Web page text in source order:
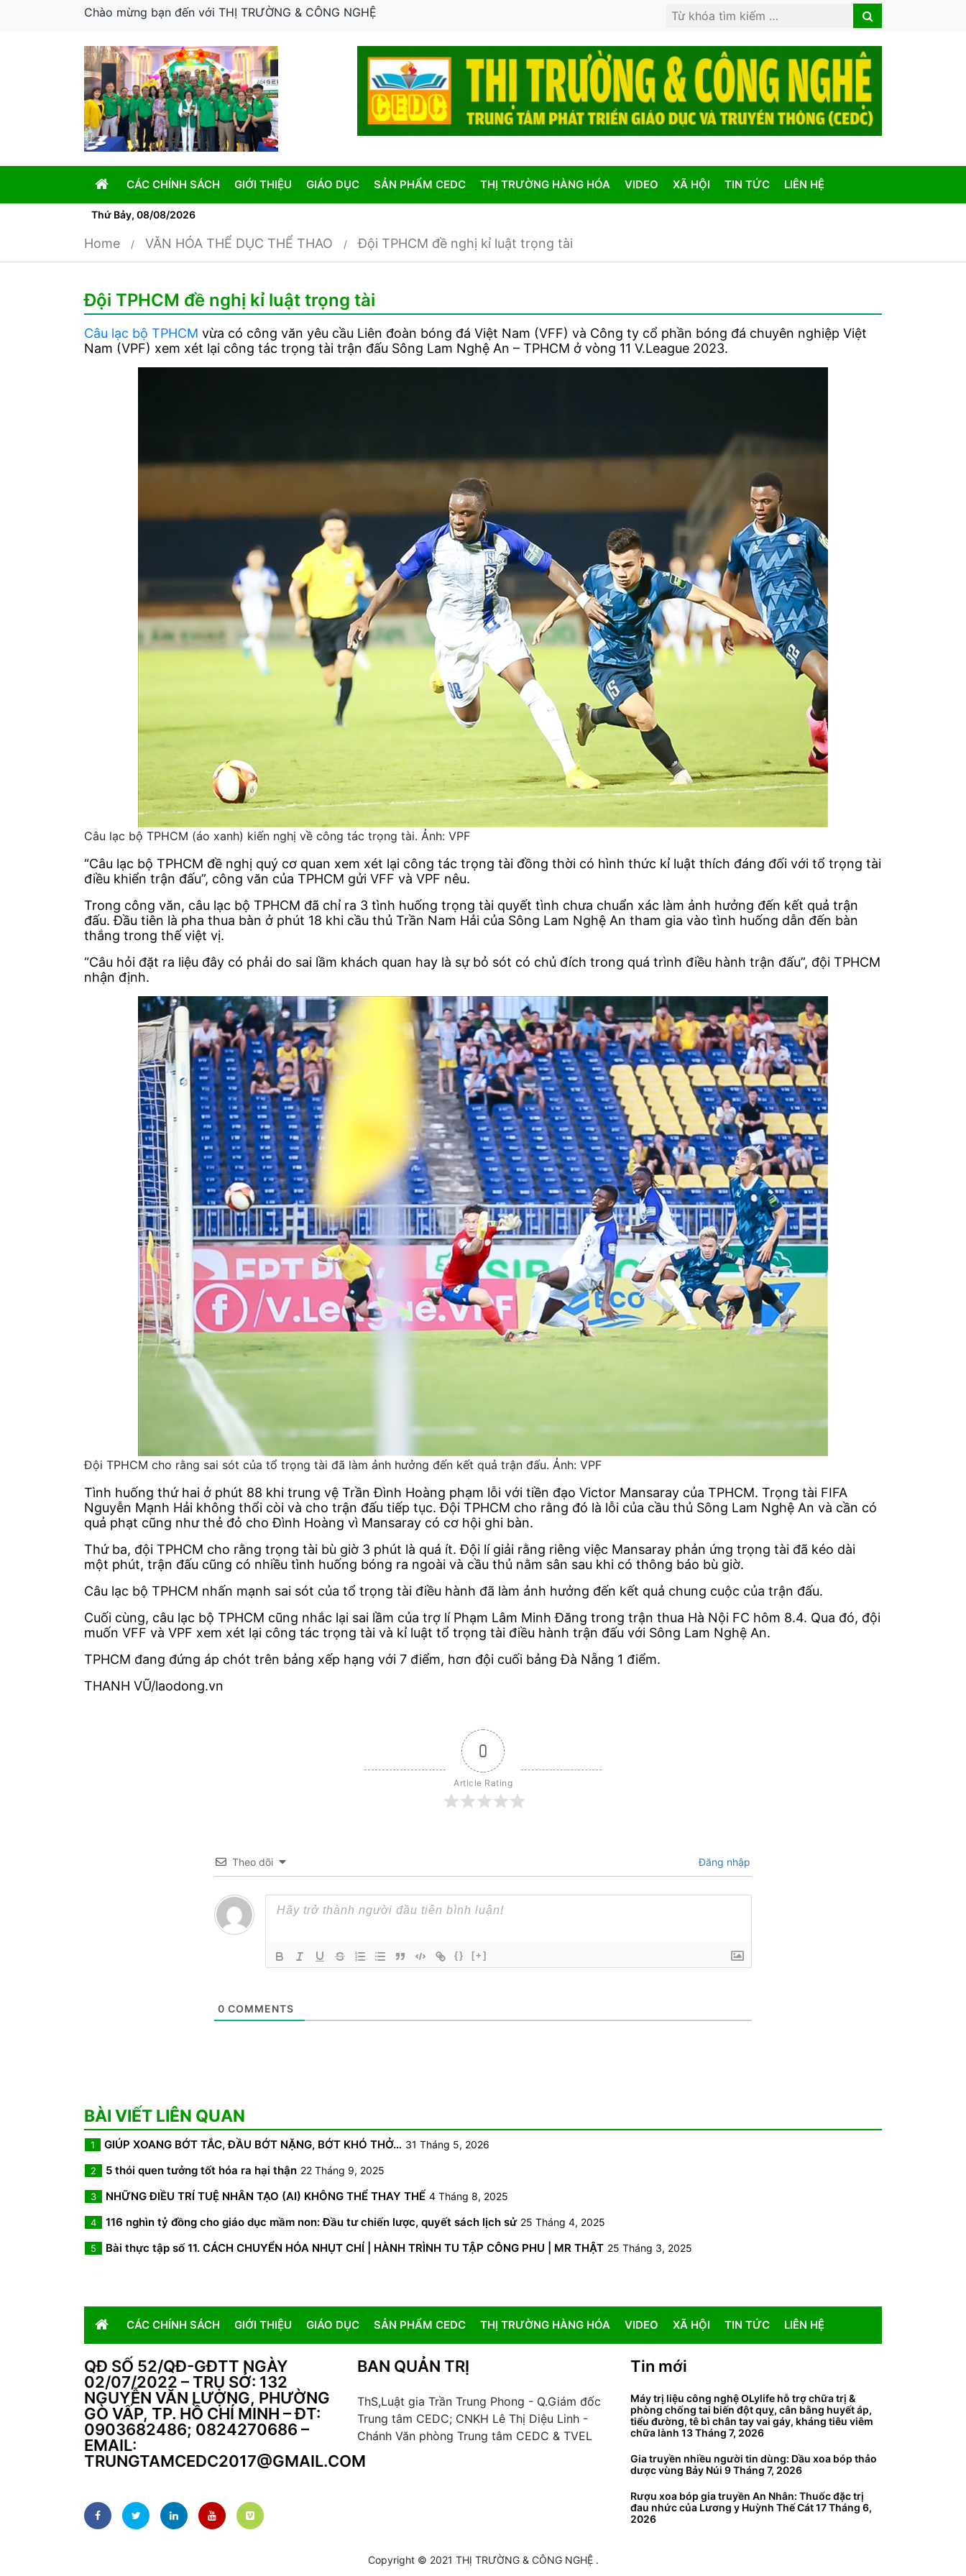
Chào mừng bạn đến với THỊ TRƯỜNG & CÔNG NGHỆ
Search
Search
CÁC CHÍNH SÁCH GIỚI THIỆU GIÁO DỤC SẢN PHẨM CEDC THỊ TRƯỜNG HÀNG HÓA VIDEO XÃ HỘI TIN TỨC LIÊN HỆ
Thứ Bảy, 08/08/2026
Home VĂN HÓA THỂ DỤC THỂ THAO Đội TPHCM đề nghị kỉ luật trọng tài
Đội TPHCM đề nghị kỉ luật trọng tài
Câu lạc bộ TPHCM vừa có công văn yêu cầu Liên đoàn bóng đá Việt Nam (VFF) và Công ty cổ phần bóng đá chuyên nghiệp Việt
Nam (VPF) xem xét lại công tác trọng tài trận đấu Sông Lam Nghệ An – TPHCM ở vòng 11 V.League 2023.
Câu lạc bộ TPHCM (áo xanh) kiến nghị về công tác trọng tài. Ảnh: VPF
“Câu lạc bộ TPHCM đề nghị quý cơ quan xem xét lại công tác trọng tài đồng thời có hình thức kỉ luật thích đáng đối với tổ trọng tài
điều khiển trận đấu”, công văn của TPHCM gửi VFF và VPF nêu.
Trong công văn, câu lạc bộ TPHCM đã chỉ ra 3 tình huống trọng tài quyết tình chưa chuẩn xác làm ảnh hưởng đến kết quả trận
đấu. Đầu tiên là pha thua bàn ở phút 18 khi cầu thủ Trần Nam Hải của Sông Lam Nghệ An tham gia vào tình huống dẫn đến bàn
thắng trong thế việt vị.
“Câu hỏi đặt ra liệu đây có phải do sai lầm khách quan hay là sự bỏ sót có chủ đích trong quá trình điều hành trận đấu”, đội TPHCM
nhận định.
Đội TPHCM cho rằng sai sót của tổ trọng tài đã làm ảnh hưởng đến kết quả trận đấu. Ảnh: VPF
Tình huống thứ hai ở phút 88 khi trung vệ Trần Đình Hoàng phạm lỗi với tiền đạo Victor Mansaray của TPHCM. Trọng tài FIFA
Nguyễn Mạnh Hải không thổi còi và cho trận đấu tiếp tục. Đội TPHCM cho rằng đó là lỗi của cầu thủ Sông Lam Nghệ An và cần có
quả phạt cũng như thẻ đỏ cho Đình Hoàng vì Mansaray có cơ hội ghi bàn.
Thứ ba, đội TPHCM cho rằng trọng tài bù giờ 3 phút là quá ít. Đội lí giải rằng riêng việc Mansaray phản ứng trọng tài đã kéo dài
một phút, trận đấu cũng có nhiều tình huống bóng ra ngoài và cầu thủ nằm sân sau khi có thông báo bù giờ.
Câu lạc bộ TPHCM nhấn mạnh sai sót của tổ trọng tài điều hành đã làm ảnh hưởng đến kết quả chung cuộc của trận đấu.
Cuối cùng, câu lạc bộ TPHCM cũng nhắc lại sai lầm của trợ lí Phạm Lâm Minh Đăng trong trận thua Hà Nội FC hôm 8.4. Qua đó, đội
muốn VFF và VPF xem xét lại công tác trọng tài và kỉ luật tổ trọng tài điều hành trận đấu với Sông Lam Nghệ An.
TPHCM đang đứng áp chót trên bảng xếp hạng với 7 điểm, hơn đội cuối bảng Đà Nẵng 1 điểm.
THANH VŨ/laodong.vn
0
Article Rating
Theo dõi Đăng nhập
{} [+]
0 COMMENTS
BÀI VIẾT LIÊN QUAN
1 GIÚP XOANG BỚT TẮC, ĐẦU BỚT NẶNG, BỚT KHÓ THỞ… 31 Tháng 5, 2026
2 5 thói quen tưởng tốt hóa ra hại thận 22 Tháng 9, 2025
3 NHỮNG ĐIỀU TRÍ TUỆ NHÂN TẠO (AI) KHÔNG THỂ THAY THẾ 4 Tháng 8, 2025
4 116 nghìn tỷ đồng cho giáo dục mầm non: Đầu tư chiến lược, quyết sách lịch sử 25 Tháng 4, 2025
5 Bài thực tập số 11. CÁCH CHUYỂN HÓA NHỤT CHÍ | HÀNH TRÌNH TU TẬP CÔNG PHU | MR THẬT 25 Tháng 3, 2025
CÁC CHÍNH SÁCH GIỚI THIỆU GIÁO DỤC SẢN PHẨM CEDC THỊ TRƯỜNG HÀNG HÓA VIDEO XÃ HỘI TIN TỨC LIÊN HỆ
QĐ SỐ 52/QĐ-GĐTT NGÀY
02/07/2022 – TRỤ SỞ: 132
NGUYỄN VĂN LƯỢNG, PHƯỜNG
GÒ VẤP, TP. HỒ CHÍ MINH – ĐT:
0903682486; 0824270686 –
EMAIL:
TRUNGTAMCEDC2017@GMAIL.COM
BAN QUẢN TRỊ
ThS,Luật gia Trần Trung Phong - Q.Giám đốc
Trung tâm CEDC; CNKH Lê Thị Diệu Linh -
Chánh Văn phòng Trung tâm CEDC & TVEL
Tin mới
Máy trị liệu công nghệ OLylife hỗ trợ chữa trị &
phòng chống tai biến đột quỵ, cân bằng huyết áp,
tiểu đường, tê bì chân tay vai gáy, kháng tiêu viêm
chữa lành 13 Tháng 7, 2026
Gia truyền nhiều người tin dùng: Dầu xoa bóp thảo
dược vùng Bảy Núi 9 Tháng 7, 2026
Rượu xoa bóp gia truyền An Nhân: Thuốc đặc trị
đau nhức của Lương y Huỳnh Thế Cát17 Tháng 6,
2026
Copyright © 2021 THỊ TRƯỜNG & CÔNG NGHỆ .